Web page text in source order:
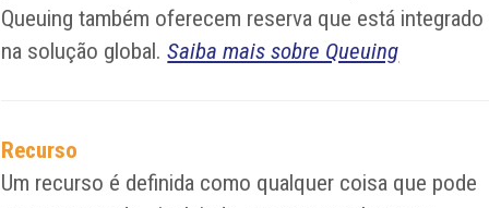
Queuing também oferecem reserva que está integrado
na solução global.Saiba mais sobre Queuing
Recurso
Um recurso é definida como qualquer coisa que pode